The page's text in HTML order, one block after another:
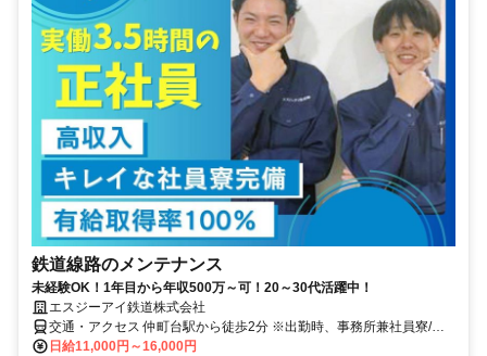
鉄道線路のメンテナンス
未経験OK！1年目から年収500万～可！20～30代活躍中！
エスジーアイ鉄道株式会社
交通・アクセス 仲町台駅から徒歩2分 ※出勤時、事務所兼社員寮/神
奈川県横浜市都筑区仲町台4-8-2に集合し、現場に向かって頂きます
日給11,000円～16,000円